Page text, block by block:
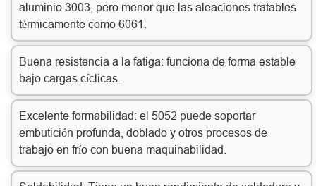
aluminio 3003, pero menor que las aleaciones tratables
térmicamente como 6061.
Buena resistencia a la fatiga: funciona de forma estable
bajo cargas cíclicas.
Excelente formabilidad: el 5052 puede soportar
embutición profunda, doblado y otros procesos de
trabajo en frío con buena maquinabilidad.